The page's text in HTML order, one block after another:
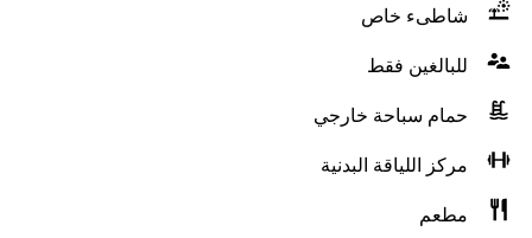
شاطىء خاص
للبالغين فقط
حمام سباحة خارجي
مركز اللياقة البدنية
مطعم